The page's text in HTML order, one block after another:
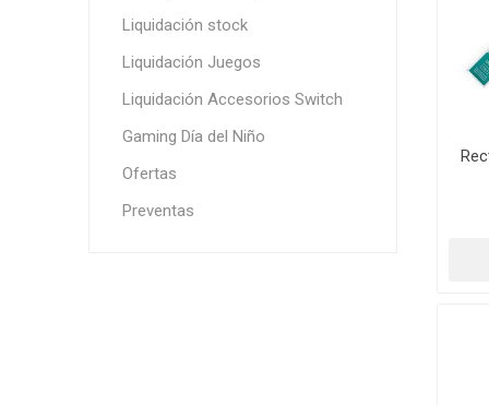
Liquidación stock
Liquidación Juegos
Liquidación Accesorios Switch
Gaming Día del Niño
Ofertas
Preventas